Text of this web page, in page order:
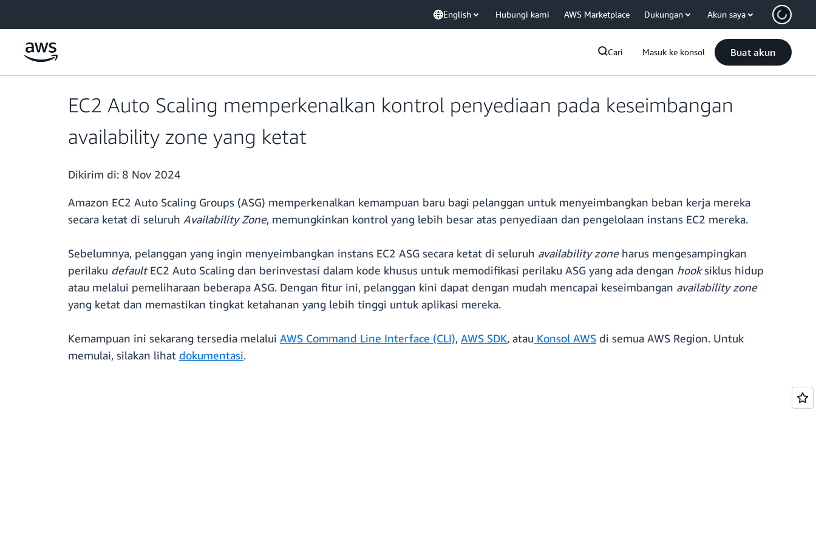
English Hubungi kami AWS Marketplace Dukungan Akun saya
Cari Masuk ke konsol Buat akun
EC2 Auto Scaling memperkenalkan kontrol penyediaan pada keseimbangan
availability zone yang ketat
Dikirim di: 8 Nov 2024
Amazon EC2 Auto Scaling Groups (ASG) memperkenalkan kemampuan baru bagi pelanggan untuk menyeimbangkan beban kerja mereka
secara ketat di seluruh Availability Zone, memungkinkan kontrol yang lebih besar atas penyediaan dan pengelolaan instans EC2 mereka.
Sebelumnya, pelanggan yang ingin menyeimbangkan instans EC2 ASG secara ketat di seluruh availability zoneharus mengesampingkan
perilaku defaultEC2 Auto Scaling dan berinvestasi dalam kode khusus untuk memodifikasi perilaku ASG yang ada dengan hooksiklus hidup
atau melalui pemeliharaan beberapa ASG. Dengan fitur ini, pelanggan kini dapat dengan mudah mencapai keseimbangan availability zone
yang ketat dan memastikan tingkat ketahanan yang lebih tinggi untuk aplikasi mereka.
Kemampuan ini sekarang tersedia melalui AWS Command Line Interface (CLI), AWS SDK, atau Konsol AWS di semua AWS Region. Untuk
memulai, silakan lihat dokumentasi.